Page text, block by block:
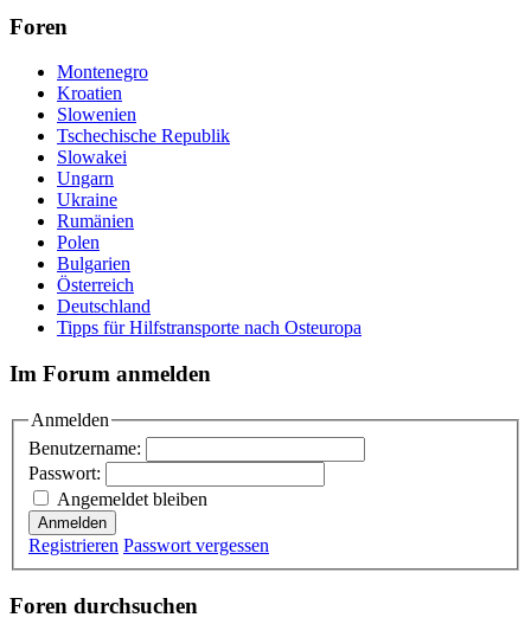
Foren
Montenegro
Kroatien
Slowenien
Tschechische Republik
Slowakei
Ungarn
Ukraine
Rumänien
Polen
Bulgarien
Österreich
Deutschland
Tipps für Hilfstransporte nach Osteuropa
Im Forum anmelden
Anmelden
Benutzername:
Passwort:
Angemeldet bleiben
Anmelden
Registrieren Passwort vergessen
Foren durchsuchen